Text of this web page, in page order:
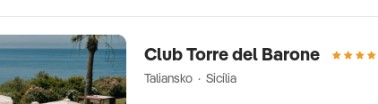
Club Torre del Barone
Taliansko · Sicília